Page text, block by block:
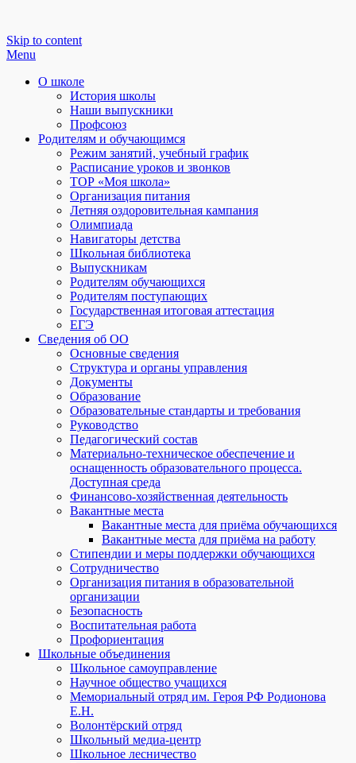
Skip to content
Menu
О школе
История школы
Наши выпускники
Профсоюз
Родителям и обучающимся
Режим занятий, учебный график
Расписание уроков и звонков
ТОР «Моя школа»
Организация питания
Летняя оздоровительная кампания
Олимпиада
Навигаторы детства
Школьная библиотека
Выпускникам
Родителям обучающихся
Родителям поступающих
Государственная итоговая аттестация
ЕГЭ
Сведения об ОО
Основные сведения
Структура и органы управления
Документы
Образование
Образовательные стандарты и требования
Руководство
Педагогический состав
Материально-техническое обеспечение и
оснащенность образовательного процесса.
Доступная среда
Финансово-хозяйственная деятельность
Вакантные места
Вакантные места для приёма обучающихся
Вакантные места для приёма на работу
Стипендии и меры поддержки обучающихся
Сотрудничество
Организация питания в образовательной
организации
Безопасность
Воспитательная работа
Профориентация
Школьные объединения
Школьное самоуправление
Научное общество учащихся
Мемориальный отряд им. Героя РФ Родионова
Е.Н.
Волонтёрский отряд
Школьный медиа-центр
Школьное лесничество